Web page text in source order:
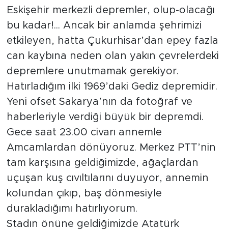
Eskişehir merkezli depremler, olup-olacağı
bu kadar!... Ancak bir anlamda şehrimizi
etkileyen, hatta Çukurhisar’dan epey fazla
can kaybına neden olan yakın çevrelerdeki
depremlere unutmamak gerekiyor.
Hatırladığım ilki 1969’daki Gediz depremidir.
Yeni ofset Sakarya’nın da fotoğraf ve
haberleriyle verdiği büyük bir depremdi.
Gece saat 23.00 civarı annemle
Amcamlardan dönüyoruz. Merkez PTT’nin
tam karşısına geldiğimizde, ağaçlardan
uçuşan kuş cıvıltılarını duyuyor, annemin
kolundan çıkıp, baş dönmesiyle
durakladığımı hatırlıyorum.
Stadın önüne geldiğimizde Atatürk